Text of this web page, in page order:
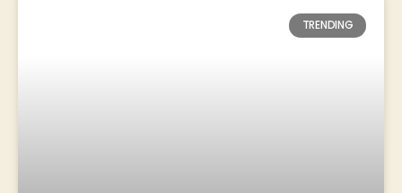
TRENDING